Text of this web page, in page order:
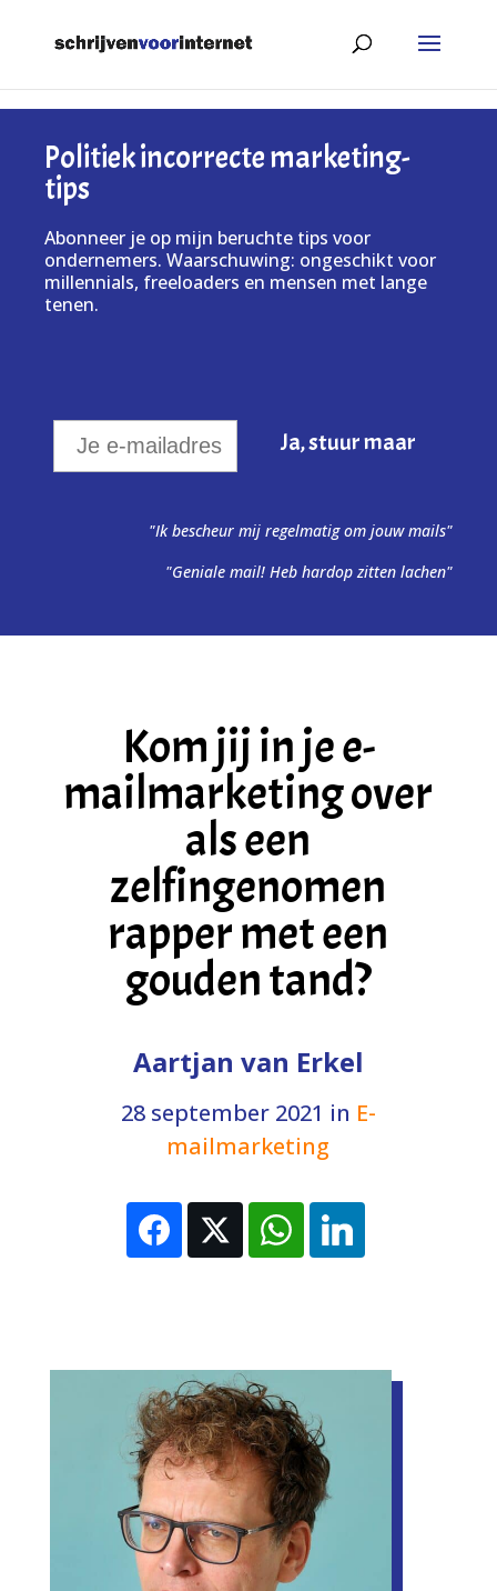
Politiek incorrecte marketing-
tips
Abonneer je op mijn beruchte tips voor
ondernemers. Waarschuwing: ongeschikt voor
millennials, freeloaders en mensen met lange
tenen.
"Ik bescheur mij regelmatig om jouw mails"
"Geniale mail! Heb hardop zitten lachen"
Kom jij in je e-
mailmarketing over
als een
zelfingenomen
rapper met een
gouden tand?
Aartjan van Erkel
28 september 2021 in E-
mailmarketing